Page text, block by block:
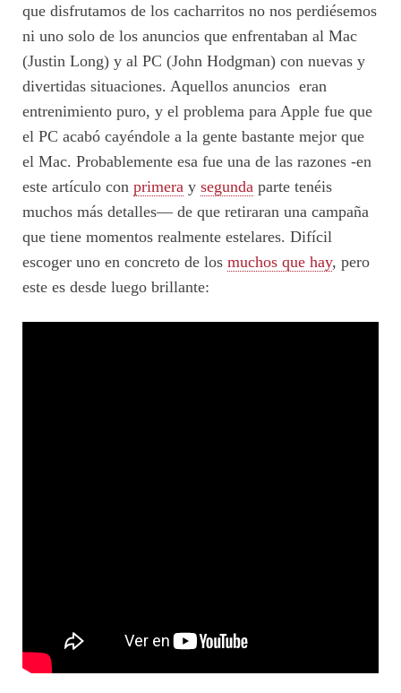
que disfrutamos de los cacharritos no nos perdiésemos
ni uno solo de los anuncios que enfrentaban al Mac
(Justin Long) y al PC (John Hodgman) con nuevas y
divertidas situaciones. Aquellos anuncios eran
entrenimiento puro, y el problema para Apple fue que
el PC acabó cayéndole a la gente bastante mejor que
el Mac. Probablemente esa fue una de las razones -en
este artículo con primera y segunda parte tenéis
muchos más detalles— de que retiraran una campaña
que tiene momentos realmente estelares. Difícil
escoger uno en concreto de los muchos que hay, pero
este es desde luego brillante: